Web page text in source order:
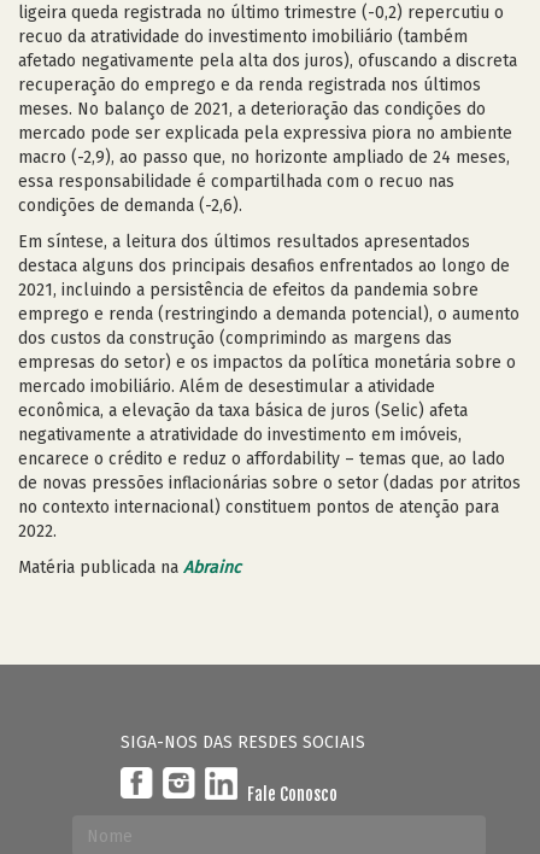
ligeira queda registrada no último trimestre (-0,2) repercutiu o
recuo da atratividade do investimento imobiliário (também
afetado negativamente pela alta dos juros), ofuscando a discreta
recuperação do emprego e da renda registrada nos últimos
meses. No balanço de 2021, a deterioração das condições do
mercado pode ser explicada pela expressiva piora no ambiente
macro (-2,9), ao passo que, no horizonte ampliado de 24 meses,
essa responsabilidade é compartilhada com o recuo nas
condições de demanda (-2,6).
Em síntese, a leitura dos últimos resultados apresentados
destaca alguns dos principais desafios enfrentados ao longo de
2021, incluindo a persistência de efeitos da pandemia sobre
emprego e renda (restringindo a demanda potencial), o aumento
dos custos da construção (comprimindo as margens das
empresas do setor) e os impactos da política monetária sobre o
mercado imobiliário. Além de desestimular a atividade
econômica, a elevação da taxa básica de juros (Selic) afeta
negativamente a atratividade do investimento em imóveis,
encarece o crédito e reduz o affordability – temas que, ao lado
de novas pressões inflacionárias sobre o setor (dadas por atritos
no contexto internacional) constituem pontos de atenção para
2022.
Matéria publicada na Abrainc
SIGA-NOS DAS RESDES SOCIAIS
Fale Conosco